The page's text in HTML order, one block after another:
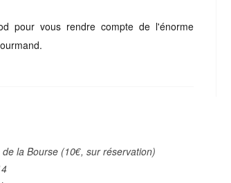
pour vous rendre compte de l'énorme
la Bourse (10€, sur réservation)